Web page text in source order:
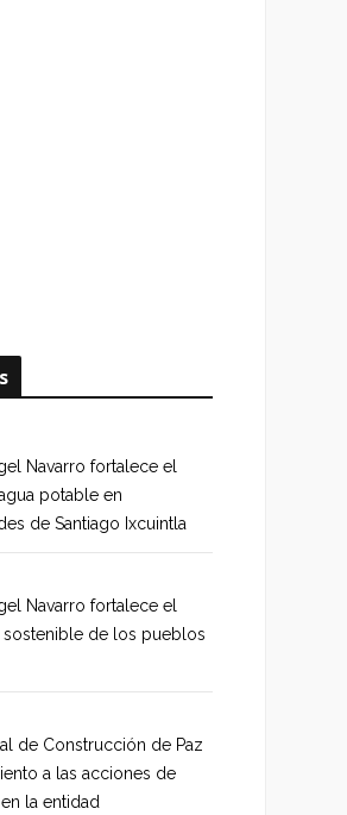
Navarro fortalece el
potable en
de Santiago Ixcuintla
Navarro fortalece el
de los pueblos
de Construcción de Paz
a las acciones de
la entidad